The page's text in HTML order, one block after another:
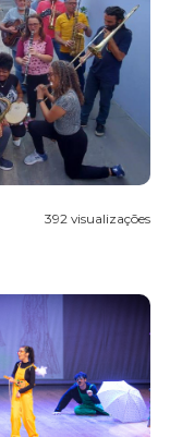
392 visualizações